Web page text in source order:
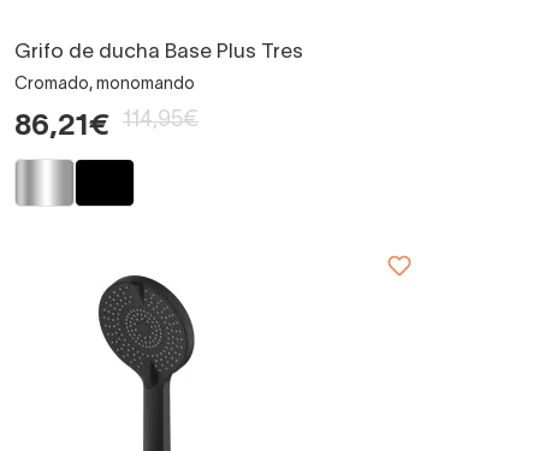
Grifo de ducha Base Plus Tres
Cromado, monomando
86,21€ 114,95€